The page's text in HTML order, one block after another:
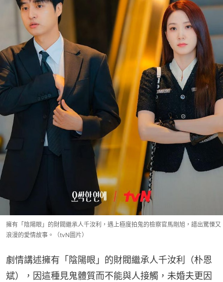
擁有「陰陽眼」的財閥繼承人千汝利，遇上極度拍鬼的檢察官馬剛旭，譜出驚慄又
浪漫的愛情故事。（tvN圖片）
劇情講述擁有「陰陽眼」的財閥繼承人千汝利（朴恩
斌），因這種見鬼體質而不能與人接觸，未婚夫更因